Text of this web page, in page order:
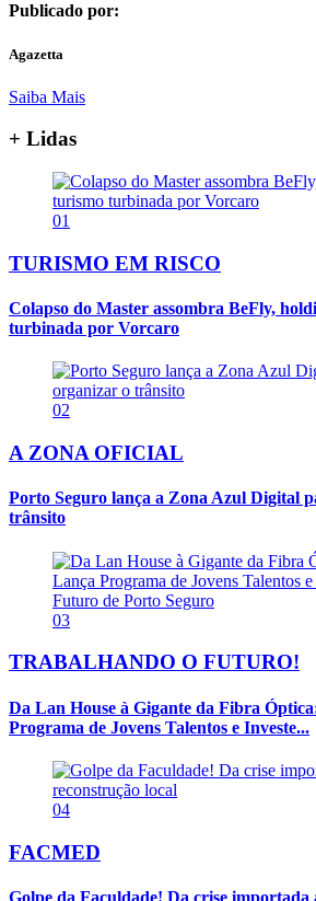
Publicado por:
Agazetta
Saiba Mais
+ Lidas
01
TURISMO EM RISCO
Colapso do Master assombra BeFly,
turbinada por Vorcaro
02
A ZONA OFICIAL
Porto Seguro lança a Zona Azul Digital
trânsito
03
TRABALHANDO O FUTURO!
Da Lan House à Gigante da Fibra
Programa de Jovens Talentos e Investe...
04
FACMED
Golpe da Faculdade! Da crise importada